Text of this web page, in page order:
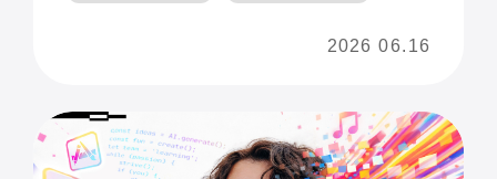
開催した「アプリ甲子園」
2026 06.16